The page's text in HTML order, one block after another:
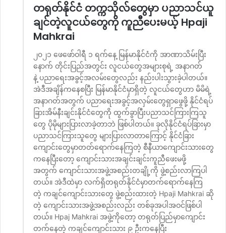
တရုတ်နိုင်ငံ တက္ကသိုလ်တွေမှာ ပညာသင်ယူ
ချင်တဲ့လူငယ်တွေကို ကူညီပေးမယ့် Hpaji
Mahkrai
၂၀၂၁ ဖေဖော်ဝါရီ ၁ ရက်နေ့ မြန်မာနိုင်ငံကို အာဏာသိမ်းပြီး
နောက် တိုင်းပြည်အတွင်း လူငယ်တွေအများစုရဲ့ အနာဂတ်
နဲ့ ပညာရေးအခွင့်အလမ်းတွေလည်း နည်းပါးသွားခဲ့ပါတယ်။
အဲဒီအချိန်ကနေစပြီး မြန်မာနိုင်ငံမှာရှိတဲ့ လူငယ်တွေဟာ မိမိရဲ့
အနာဂတ်အတွက် ပညာရေးအခွင့်အလှမ်းတွေရှာဖွေဖို့ နိုင်ငံရပ်
ခြားအိမ်နီးချင်းနိုင်ငံတွေကို ထွက်ခွာပြီးပညာသင်ကြားကြသူ
တွေ ပိုမိုများပြားလာခဲ့တာဘဲ ဖြစ်ပါတယ်။ ခုလိုနိုင်ငံရပ်ခြားမှာ
ပညာသင်ကြားသူတွေ များပြားလာတာကြောင့် နိုင်ငံခြား
ကျောင်းတွေမှာတတ်ရောက်နေကြတဲ့ စီနီယာကျောင်းသားတွေ
ကနေပြီးတော့ ကျောင်းသားအချင်းချင်းကူညီဖေးမဖို့
အတွက် ကျောင်းသားအဖွဲ့အစည်းတချို့ကို ဖွဲ့စည်းလာကြပါ
တယ်။ အဲဒီထဲမှာ လက်ရှိတရုတ်နိုင်ငံမှာတက်ရောက်နေကြ
တဲ့ ကချင်ကျောင်းသားတွေ ဖွဲ့စည်းထားတဲ့ Hpaji Mahkrai ဆို
တဲ့ ကျောင်းသားအဖွဲ့အစည်းလည်း တစ်ခုအပါအဝင်ဖြစ်ပါ
တယ်။ Hpaj Mahkrai အဖွဲ့ကိုတော့ တရုတ်ပြည်မှာကျောင်း
တက်နေတဲ့ ကချင်ကျောင်းသား ၉ ဦးကနေပြီး